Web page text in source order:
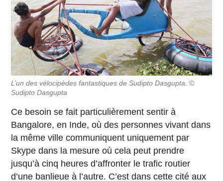
L’un des vélocipèdes fantastiques de Sudipto Dasgupta. ©
Sudipto Dasgupta
Ce besoin se fait particulièrement sentir à
Bangalore, en Inde, où des personnes vivant dans
la même ville communiquent uniquement par
Skype dans la mesure où cela peut prendre
jusqu’à cinq heures d’affronter le trafic routier
d’une banlieue à l’autre. C’est dans cette cité aux